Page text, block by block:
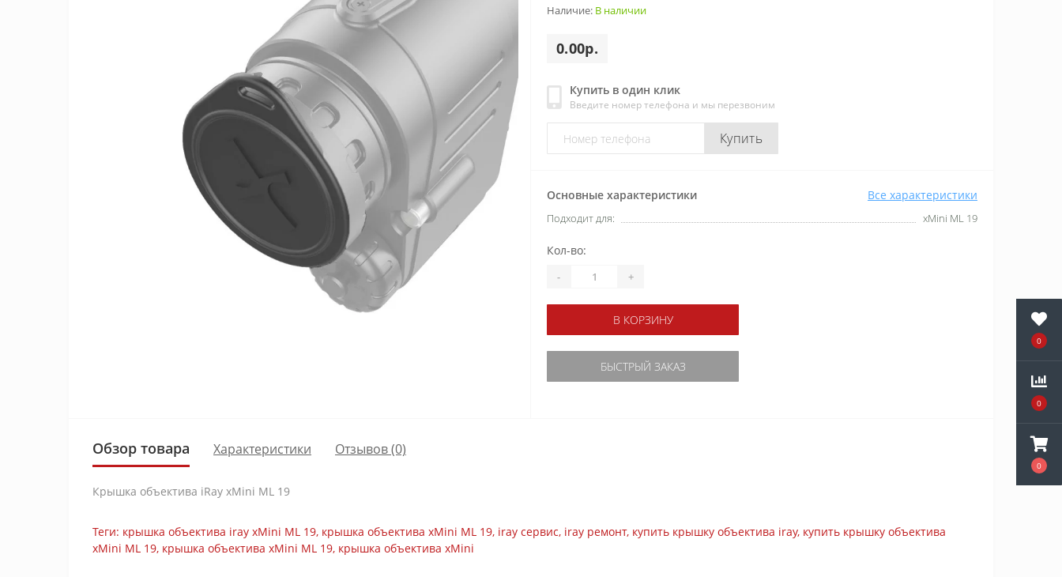
0
0
0
Наличие: В наличии
0.00р.
Купить в один клик
Введите номер телефона и мы перезвоним
Купить
Основные характеристики Все характеристики
Подходит для: xMini ML 19
Кол-во:
- +
В КОРЗИНУ
БЫСТРЫЙ ЗАКАЗ
Обзор товара Характеристики Отзывов (0)
Крышка объектива iRay xMini ML 19
Теги: крышка объектива iray xMini ML 19, крышка объектива xMini ML 19, iray сервис, iray ремонт, купить крышку объектива iray, купить крышку объектива
xMini ML 19, крышка объектива xMini ML 19, крышка объектива xMini